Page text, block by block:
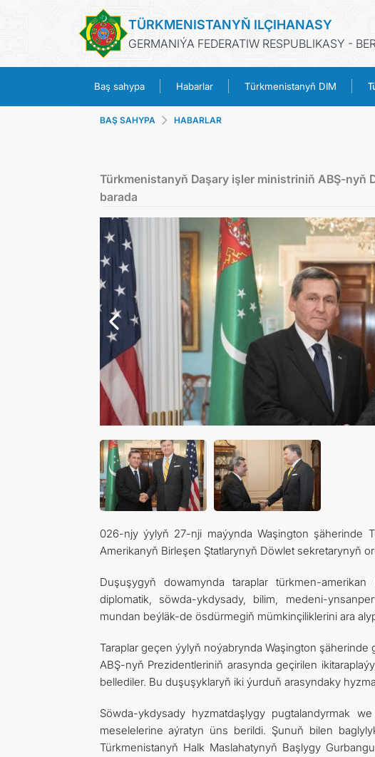
TÜRKMENISTANYŇ ILÇIHANASY
GERMANIÝA FEDERATIW RESPUBLIKASY -
Baş sahypa Habarlar Türkmenistanyň DIM
BAŞ SAHYPA HABARLAR
Türkmenistanyň Daşary işler ministriniň ABŞ-
barada
026-njy ýylyň 27-nji maýynda Waşington şäherinde
Amerikanyň Birleşen Ştatlarynyň Döwlet sekretarynyň
Duşuşygyň dowamynda taraplar türkmen-
diplomatik, söwda-ykdysady, bilim, medeni-
mundan beýläk-de ösdürmegiň mümkinçiliklerini ara
Taraplar geçen ýylyň noýabrynda Waşington
ABŞ-nyň Prezidentleriniň arasynda geçirilen
bellediler. Bu duşuşyklaryň iki ýurduň arasyndaky
Söwda-ykdysady hyzmatdaşlygy pugtalandyrmak
meselelerine aýratyn üns berildi. Şunuň bilen
Türkmenistanyň Halk Maslahatynyň Başlygy